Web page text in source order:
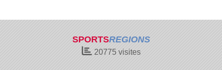
SPORTSREGIONS
20775visites